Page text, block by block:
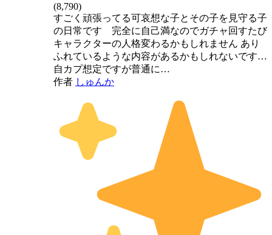
(8,790)
すごく頑張ってる可哀想な子とその子を見守る子
の日常です 完全に自己満なのでガチャ回すたび
キャラクターの人格変わるかもしれません あり
ふれているような内容があるかもしれないです…
自カプ想定ですが普通に…
作者 しゅんか